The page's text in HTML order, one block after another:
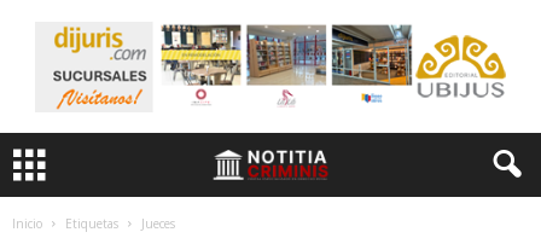
Inicio Etiquetas Jueces